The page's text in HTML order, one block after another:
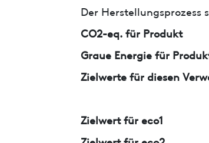
Der
CO2-eq. für Produkt
Graue Energie für
Zielwerte für diesen
Zielwert für eco1